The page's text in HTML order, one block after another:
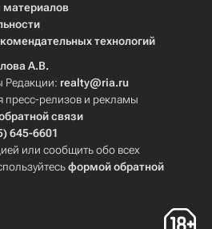
материалов
технологий
А.В.
Редакции: realty@ria.ru
релизов и рекламы
связи
645-6601
или сообщить обо всех
формой обратной